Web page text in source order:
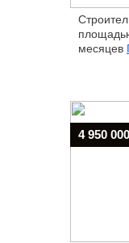
месяцев
4 950